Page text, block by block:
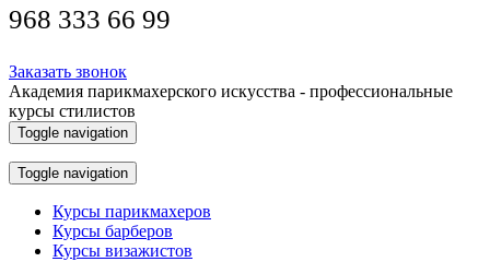
968 333 66 99
Заказать звонок
Академия парикмахерского искусства - профессиональные
курсы стилистов
Toggle navigation
Toggle navigation
Курсы парикмахеров
Курсы барберов
Курсы визажистов